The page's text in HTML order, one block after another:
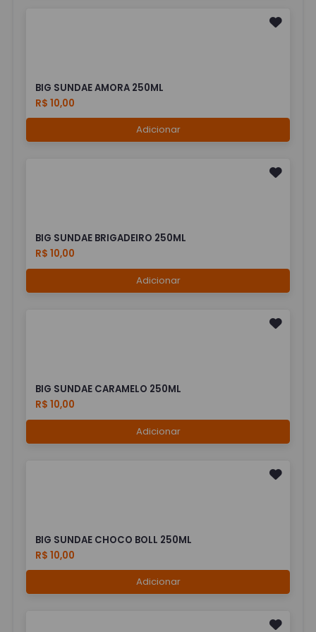
BIG SUNDAE AMORA 250ML
R$ 10,00
Adicionar
BIG SUNDAE BRIGADEIRO 250ML
R$ 10,00
Adicionar
BIG SUNDAE CARAMELO 250ML
R$ 10,00
Adicionar
BIG SUNDAE CHOCO BOLL 250ML
R$ 10,00
Adicionar